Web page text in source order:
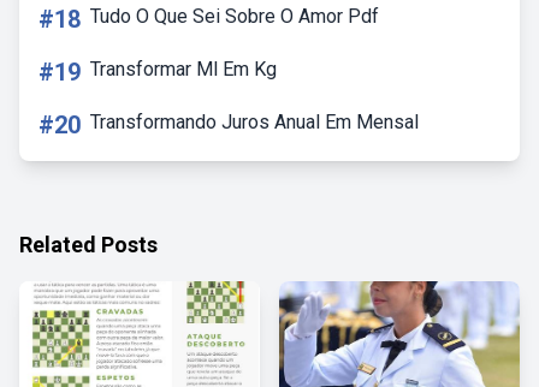
#18 Tudo O Que Sei Sobre O Amor Pdf
#19 Transformar Ml Em Kg
#20 Transformando Juros Anual Em Mensal
Related Posts